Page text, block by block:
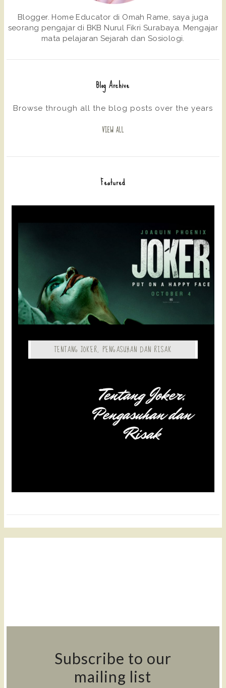
Blogger. Home Educator di Omah Rame, saya juga
seorang pengajar di BKB Nurul Fikri Surabaya. Mengajar
mata pelajaran Sejarah dan Sosiologi.
Blog Archive
Browse through all the blog posts over the years
VIEW ALL
Featured
TENTANG JOKER, PENGASUHAN DAN RISAK
Subscribe to our
mailing list